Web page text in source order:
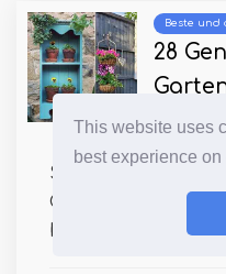
This website uses
best experience
Beste und
28
Ideen
Schauen Sie sich
helfen, viel Pl...